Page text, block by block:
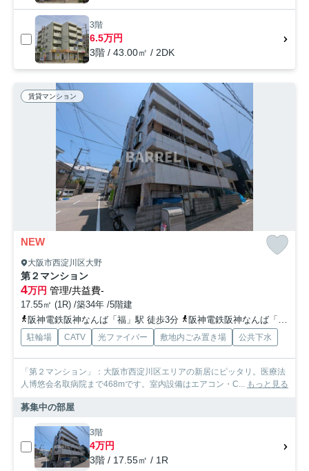
3階
6.5万円
3階 / 43.00㎡ / 2DK
賃貸マンション
NEW
大阪市西淀川区大野
第２マンション
4万円 管理/共益費-
17.55㎡ (1R) /築34年 /5階建
阪神電鉄阪神なんば「福」駅 徒歩3分
阪神電鉄阪神なんば「出来島」駅 徒歩11分
駐輪場 CATV 光ファイバー 敷地内ごみ置き場 公共下水
「第２マンション」：大阪市西淀川区エリアの新居にピッタリ。医療法
人博悠会名取病院まで468mです。室内設備はエアコン・C... もっと見る
募集中の部屋
3階
4万円
3階 / 17.55㎡ / 1R